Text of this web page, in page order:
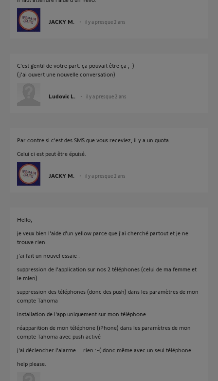
JACKY M. il y a presque 2 ans
C'est gentil de votre part. ça pouvait être ça ;-)
(j'ai ouvert une nouvelle conversation)
Ludovic L. il y a presque 2 ans
Par contre si c'est des SMS que vous receviez, il y a un quota.
Celui ci est peut être épuisé.
JACKY M. il y a presque 2 ans
Hello,
je veux bien l'aide d'un yellow parce que j'ai cherché partout et je ne
trouve rien.
j'ai fait un nouvel essaie :
suppression de l'application sur nos 2 téléphones (celui de ma femme et
le mien)
suppression des téléphones (donc des push) dans les paramètres de mon
compte Tahoma
installation de l'app uniquement sur mon téléphone
réapparition de mon téléphone (iPhone) dans les paramètres de mon
compte Tahoma avec push activé
j'ai déclencher l'alarme ... rien :-( donc même avec un seul téléphone.
help please.